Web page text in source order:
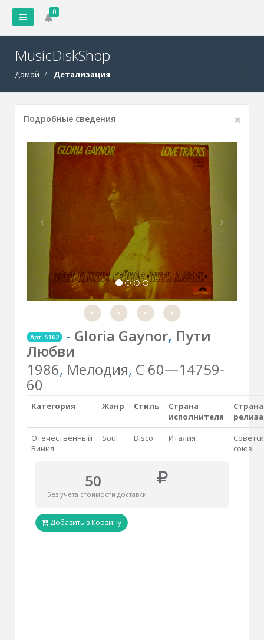
0
MusicDiskShop
Домой Детализация
Подробные сведения
Арт: 5162 - Gloria Gaynor, Пути
Любви
1986, Мелодия, C 60—14759-
60
Категория Жанр Стиль
Страна
исполнителя
Страна
релиза
Отечественный
Винил
Soul Disco Италия
союз
50
Без учета стоимости доставки
Добавить в Корзину